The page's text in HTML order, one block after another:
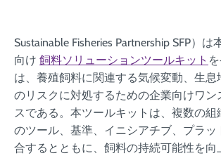
Sustainable Fisheries Partnership SFP）
向け 飼料ソリューションツールキット
は、養殖飼料に関連する気候変動、生息
のリスクに対処するための企業向けワン
スである。本ツールキットは、複数の
のツール、基準、イニシアチブ、プラッ
合するとともに、飼料の持続可能性を向